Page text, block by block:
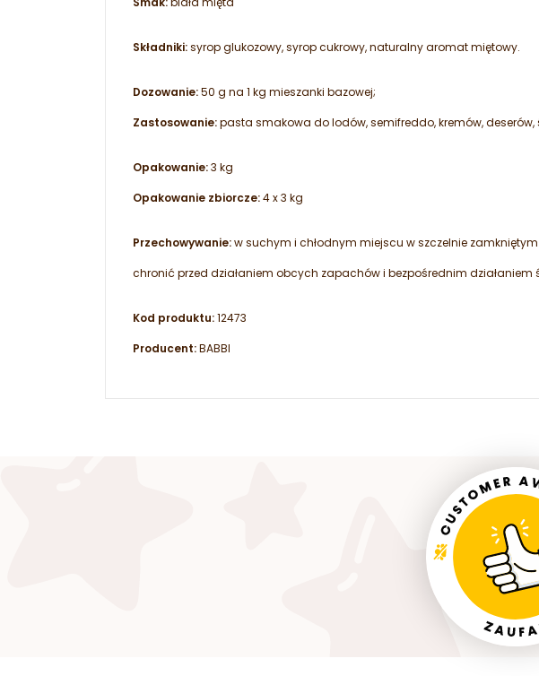
Składniki:syrop glukozowy, syrop cukrowy, naturalny aromat miętowy.
Dozowanie:50 g na 1 kg mieszanki bazowej;
Zastosowanie:pasta smakowa do lodów, semifreddo, kremów,
Opakowanie:3 kg
Opakowanie zbiorcze:4 x 3 kg
Przechowywanie:w suchym i chłodnym miejscu w szczelnie
chronić przed działaniem obcych zapachów i bezpośrednim działaniem
Kod produktu:12473
Producent:BABBI